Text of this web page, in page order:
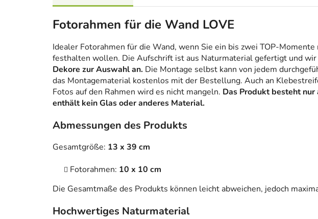
Fotorahmen für die Wand LOVE
Idealer Fotorahmen für die Wand, wenn Sie ein bis zwei TOP-
festhalten wollen. Die Aufschrift ist aus Naturmaterial gefertigt und wir
Dekore zur Auswahl an. Die Montage selbst kann von jedem
das Montagematerial kostenlos mit der Bestellung. Auch an
Fotos auf den Rahmen wird es nicht mangeln. Das Produkt besteht nur
enthält kein Glas oder anderes Material.
Abmessungen des Produkts
Gesamtgröße: 13 x 39 cm
Fotorahmen: 10 x 10 cm
Die Gesamtmaße des Produkts können leicht abweichen, jedoch
Hochwertiges Naturmaterial